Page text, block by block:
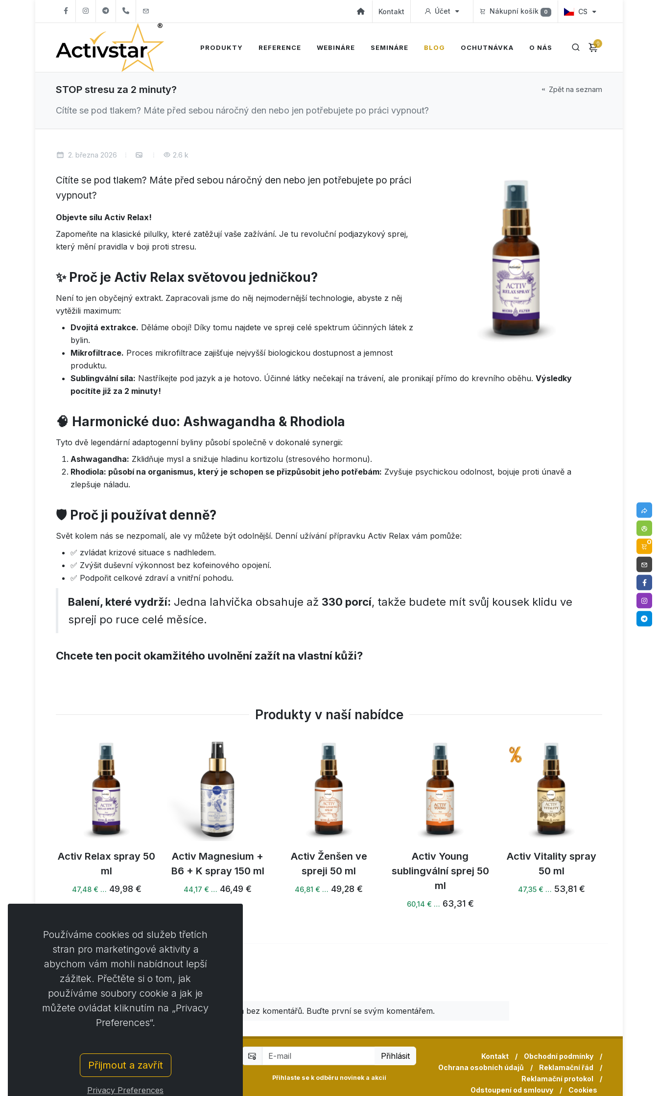
+421904262747 Kontakt Účet Nákupní košík 0 CS
0
PRODUKTY REFERENCE WEBINÁRE SEMINÁRE BLOG OCHUTNÁVKA O NÁS
STOP stresu za 2 minuty?
Cítíte se pod tlakem? Máte před sebou náročný den nebo jen potřebujete po práci vypnout?
Zpět na seznam
2. března 2026 2.6 k
Cítíte se pod tlakem? Máte před sebou náročný den nebo jen potřebujete po práci
vypnout?
Objevte sílu Activ Relax!
Zapomeňte na klasické pilulky, které zatěžují vaše zažívání. Je tu revoluční podjazykový sprej,
který mění pravidla v boji proti stresu.
✨Proč je Activ Relax světovou jedničkou?
Není to jen obyčejný extrakt. Zapracovali jsme do něj nejmodernější technologie, abyste z něj
vytěžili maximum:
Dvojitá extrakce. Děláme obojí! Díky tomu najdete ve spreji celé spektrum účinných látek z
bylin.
Mikrofiltrace. Proces mikrofiltrace zajišťuje nejvyšší biologickou dostupnost a jemnost
produktu.
Sublingvální síla: Nastříkejte pod jazyk a je hotovo. Účinné látky nečekají na trávení, ale pronikají přímo do krevního oběhu. Výsledky
pocítíte již za 2 minuty!
🧠 Harmonické duo: Ashwagandha & Rhodiola
Tyto dvě legendární adaptogenní byliny působí společně v dokonalé synergii:
Ashwagandha: Zklidňuje mysl a snižuje hladinu kortizolu (stresového hormonu).
Rhodiola: působí na organismus, který je schopen se přizpůsobit jeho potřebám: Zvyšuje psychickou odolnost, bojuje proti únavě a
zlepšuje náladu.
🛡️ Proč ji používat denně?
Svět kolem nás se nezpomalí, ale vy můžete být odolnější. Denní užívání přípravku Activ Relax vám pomůže:
✅ zvládat krizové situace s nadhledem.
✅ Zvýšit duševní výkonnost bez kofeinového opojení.
✅ Podpořit celkové zdraví a vnitřní pohodu.
Balení, které vydrží: Jedna lahvička obsahuje až 330 porcí, takže budete mít svůj kousek klidu ve
spreji po ruce celé měsíce.
Chcete ten pocit okamžitého uvolnění zažít na vlastní kůži?
Produkty v naší nabídce
Activ Relax spray 50
ml
47,48 € … 49,98 €
Activ Magnesium +
B6 + K spray 150 ml
44,17 € … 46,49 €
Activ Ženšen ve
spreji 50 ml
46,81 € … 49,28 €
Activ Young
sublingvální sprej 50
ml
60,14 € … 63,31 €
Activ Vitality spray
50 ml
47,35 € … 53,81 €
0 Komentáře
Zatím bez komentářů. Buďte první se svým komentářem.
© Copyright 2014 - 2026
Přihlásit
Přihlaste se k odběru novinek a akcií
Kontakt / Obchodní podmínky
/
Ochrana osobních údajů
/ Reklamační řád
/
Reklamační protokol
/
Odstoupení od smlouvy
/ Cookies
0
Používáme cookies od služeb třetích
stran pro marketingové aktivity a
abychom vám mohli nabídnout lepší
zážitek. Přečtěte si o tom, jak
používáme soubory cookie a jak je
můžete ovládat kliknutím na „Privacy
Preferences“.
Přijmout a zavřít
Privacy Preferences